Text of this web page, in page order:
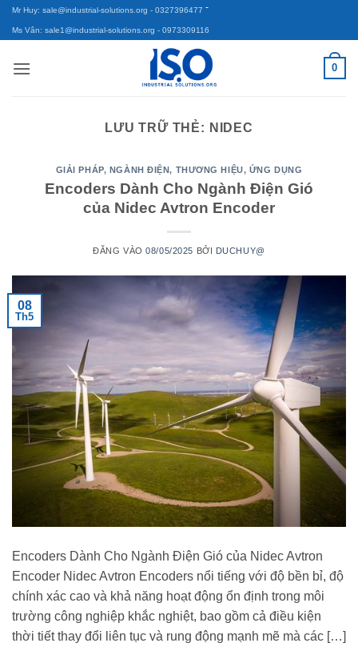
Bỏ
qua
dung
Mr Huy: sale@industrial-solutions.org - 0327396477 -
Ms Vân: sale1@industrial-solutions.org - 0973309116
0
LƯU TRỮ THẺ: NIDEC
GIẢI PHÁP, NGÀNH ĐIỆN, THƯƠNG HIỆU, ỨNG DỤNG
Encoders Dành Cho Ngành Điện Gió
của Nidec Avtron Encoder
ĐĂNG VÀO08/05/2025 BỞI DUCHUY@
08
Th5
Encoders Dành Cho Ngành Điện Gió của Nidec Avtron
Encoder Nidec Avtron Encoders nổi tiếng với độ bền bỉ, độ
chính xác cao và khả năng hoạt động ổn định trong môi
trường công nghiệp khắc nghiệt, bao gồm cả điều kiện
thời tiết thay đổi liên tục và rung động mạnh mẽ mà các […]